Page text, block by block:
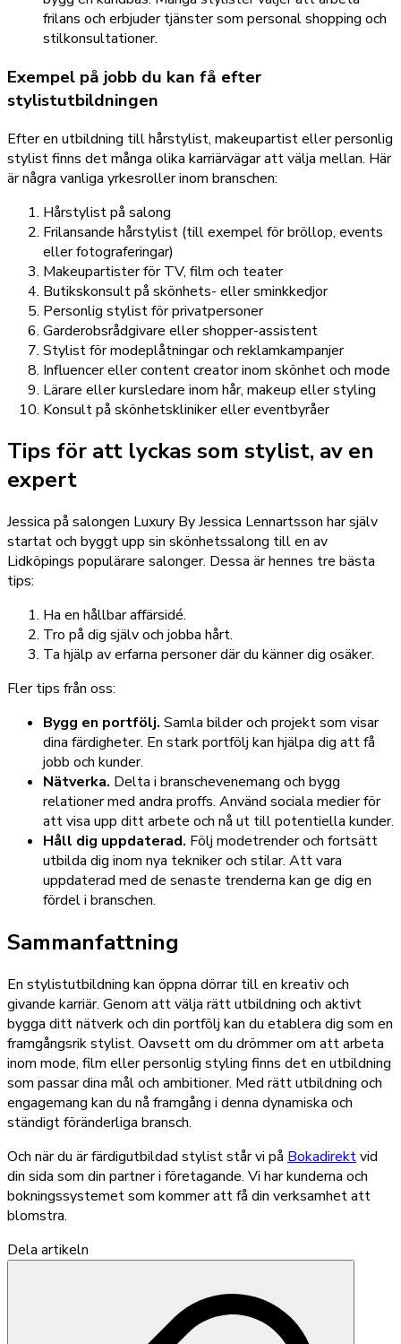
frilans och erbjuder tjänster som personal shopping och
stilkonsultationer.
Exempel på jobb du kan få efter
stylistutbildningen
Efter en utbildning till hårstylist, makeupartist eller personlig
stylist finns det många olika karriärvägar att välja mellan. Här
är några vanliga yrkesroller inom branschen:
Hårstylist på salong
Frilansande hårstylist (till exempel för bröllop, events
eller fotograferingar)
Makeupartister för TV, film och teater
Butikskonsult på skönhets- eller sminkkedjor
Personlig stylist för privatpersoner
Garderobsrådgivare eller shopper-assistent
Stylist för modeplåtningar och reklamkampanjer
Influencer eller content creator inom skönhet och mode
Lärare eller kursledare inom hår, makeup eller styling
Konsult på skönhetskliniker eller eventbyråer
Tips för att lyckas som stylist, av en
expert
Jessica på salongen Luxury By Jessica Lennartsson har själv
startat och byggt upp sin skönhetssalong till en av
Lidköpings populärare salonger. Dessa är hennes tre bästa
tips:
Ha en hållbar affärsidé.
Tro på dig själv och jobba hårt.
Ta hjälp av erfarna personer där du känner dig osäker.
Fler tips från oss:
Bygg en portfölj. Samla bilder och projekt som visar
dina färdigheter. En stark portfölj kan hjälpa dig att få
jobb och kunder.
Nätverka. Delta i branschevenemang och bygg
relationer med andra proffs. Använd sociala medier för
att visa upp ditt arbete och nå ut till potentiella kunder.
Håll dig uppdaterad. Följ modetrender och fortsätt
utbilda dig inom nya tekniker och stilar. Att vara
uppdaterad med de senaste trenderna kan ge dig en
fördel i branschen.
Sammanfattning
En stylistutbildning kan öppna dörrar till en kreativ och
givande karriär. Genom att välja rätt utbildning och aktivt
bygga ditt nätverk och din portfölj kan du etablera dig som en
framgångsrik stylist. Oavsett om du drömmer om att arbeta
inom mode, film eller personlig styling finns det en utbildning
som passar dina mål och ambitioner. Med rätt utbildning och
engagemang kan du nå framgång i denna dynamiska och
ständigt föränderliga bransch.
Och när du är färdigutbildad stylist står vi på Bokadirektvid
din sida som din partner i företagande. Vi har kunderna och
bokningssystemet som kommer att få din verksamhet att
blomstra.
Dela artikeln